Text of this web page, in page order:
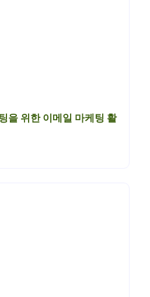
을 위한 이메일 마케팅 활